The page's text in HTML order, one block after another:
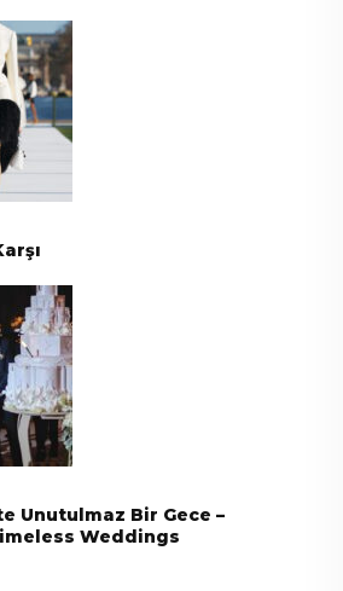
Unutulmaz Bir Gece –
Weddings